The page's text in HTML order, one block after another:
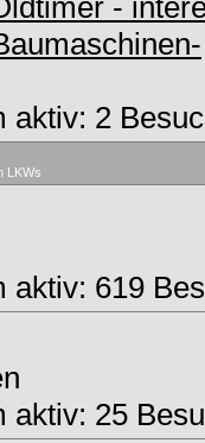
-
aktiv: 2
LKWs
aktiv: 619
aktiv: 25